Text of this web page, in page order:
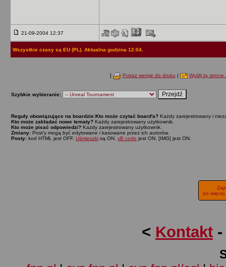
21-09-2004 12:37
Wszystkie czasy są EU (PL). Aktualna godzina 12:04.
[ Pokaż wersje do druku | Wyślij tą stronę
Szybkie wybieranie:
Reguły obowiązujące na boardzie:Kto może czytać board'a? Każdy zarejestrowany i
Kto może zakładać nowe tematy? Każdy zarejestrowany użytkownik.
Kto może pisać odpowiedzi? Każdy zarejestrowany użytkownik.
Zmiany: Post'y mogą być edytowane i kasowane przez ich autorów.
Posty: kod HTML jest OFF. Uśmieszki są ON. vB code jest ON. [IMG] jest ON.
po więcej
< Kontakt